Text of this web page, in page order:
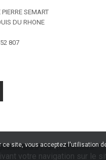
SEMART
DU RHONE
807
ams.fr | Fait par ESH-dev.fr
votre navigation sur le
ce site, vous acceptez l'utilisation